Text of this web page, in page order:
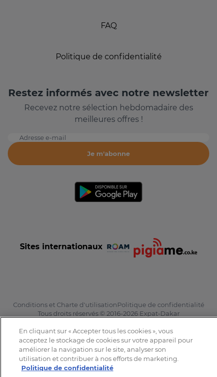
FAQ
Politique de confidentialité
Restez informés avec notre newsletter
Recevez notre sélection hebdomadaire des
meilleures offres !
Adresse e-mail
Je m'abonne
Sites internationaux
Conditions et Charte d'utilisationPolitique de confidentialité
Tous droits réservés © 2016-2026 Expat-Dakar
En cliquant sur « Accepter tous les cookies », vous
acceptez le stockage de cookies sur votre appareil pour
améliorer la navigation sur le site, analyser son
utilisation et contribuer à nos efforts de marketing.
Politique de confidentialité